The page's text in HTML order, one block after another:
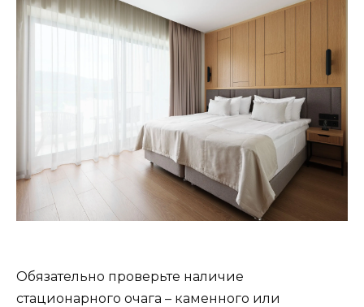
Обязательно проверьте наличие
стационарного очага – каменного или